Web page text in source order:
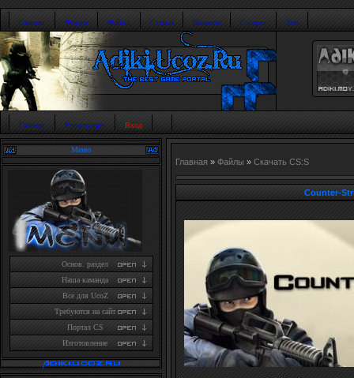
Главная Форум Файлы Статьи Новости Галерея Топ
Главная Регистрация Вход
Меню
Основ. раздел
Наша каманда
Все для UcoZ
Требуются на сайт
Портал CS
Изготовление
Главная » Файлы » Скачать CS:S
Counter-